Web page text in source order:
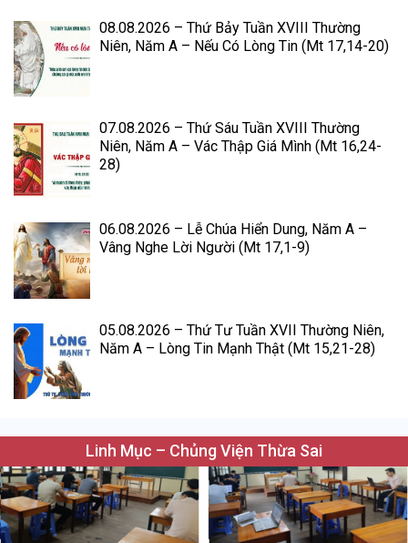
08.08.2026 – Thứ Bảy Tuần XVIII Thường
Niên, Năm A – Nếu Có Lòng Tin (Mt 17,14-20)
07.08.2026 – Thứ Sáu Tuần XVIII Thường
Niên, Năm A – Vác Thập Giá Mình (Mt 16,24-
28)
06.08.2026 – Lễ Chúa Hiển Dung, Năm A –
Vâng Nghe Lời Người (Mt 17,1-9)
05.08.2026 – Thứ Tư Tuần XVII Thường Niên,
Năm A – Lòng Tin Mạnh Thật (Mt 15,21-28)
Linh Mục – Chủng Viện Thừa Sai